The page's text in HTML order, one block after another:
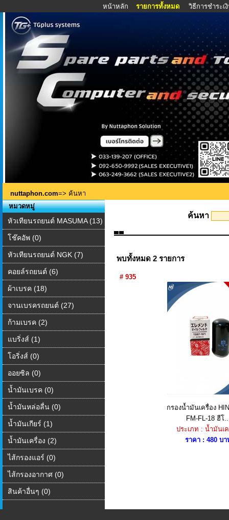
หน้าหลัก รายการทั้งหมด วิธีการชำระเ
nuttaphon.com=> ค้นหา
หมวดหมู่
หัวเทียนรถยนต์ MASUMA (13)
โช๊คอัพ (0)
หัวเทียนรถยนต์ NGK (7)
คอยล์รถยนต์ (6)
ผ้าเบรค (18)
จานเบรครถยนต์ (27)
ก้ามเบรค (2)
แบริ่งส์ (1)
โอริ่งส์ (0)
ออยซิล (0)
น้ำมันเบรค (0)
น้ำมันหล่อลื่น (0)
น้ำมันเกียร์ (1)
น้ำมันเครื่อง (2)
ไส้กรองแอร์ (0)
ไส้กรองอากาศ (0)
สินค้าอื่นๆ (0)
ค้นหา
พบทั้งหมด 2 รายการ
# 935
กรองน้ำมันเครื่อง
FM-FL-18 ฮีโ
ประเภท : น้ำมันเ
ราคา : 480 บา